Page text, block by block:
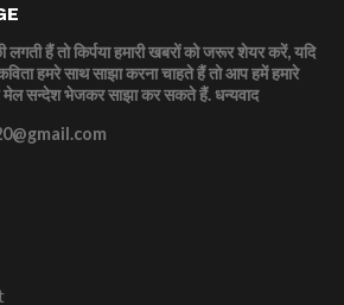
हैं तो किर्पया हमारी खबरों को जरूर शेयर करें, यदि
हमरे साथ साझा करना चाहते हैं तो आप हमें हमारे
सन्देश भेजकर साझा कर सकते हैं.धन्यवाद